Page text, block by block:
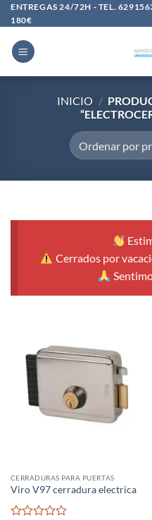
Saltar
al
contenido
ENTREGAS 24/72H - TEL.
180€
INICIO /
Cerrados por
CERRADURAS PARA PUERTAS
Viro V97 cerradura electrica